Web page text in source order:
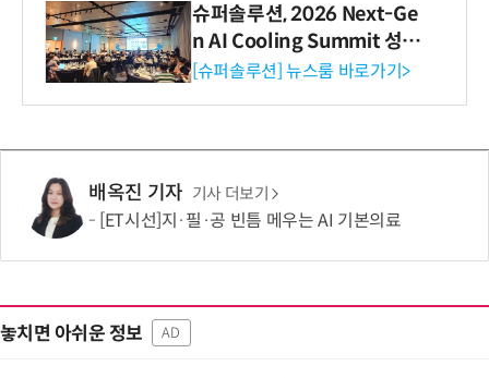
슈퍼솔루션, 2026 Next-Ge
n AI Cooling Summit 성황
리 성료
[슈퍼솔루션] 뉴스룸 바로가기>
배옥진 기자 기사 더보기
[ET시선]지·필·공 빈틈 메우는 AI 기본의료
놓치면 아쉬운 정보 AD